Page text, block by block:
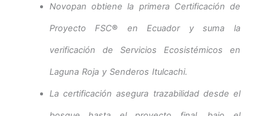
Novopan obtiene la primera Certificación de
Proyecto FSC® en Ecuador y suma la
verificación de Servicios Ecosistémicos en
Laguna Roja y Senderos Itulcachi.
La certificación asegura trazabilidad desde el